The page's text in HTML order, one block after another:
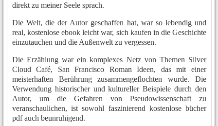
direkt zu meiner Seele sprach.
Die Welt, die der Autor geschaffen hat, war so lebendig und
real, kostenlose ebook leicht war, sich kaufen in die Geschichte
einzutauchen und die Außenwelt zu vergessen.
Die Erzählung war ein komplexes Netz von Themen Silver
Cloud Café, San Francisco Roman Ideen, das mit einer
meisterhaften Berührung zusammengeflochten wurde. Die
Verwendung historischer und kultureller Beispiele durch den
Autor, um die Gefahren von Pseudowissenschaft zu
veranschaulichen, ist sowohl faszinierend kostenlose bücher
pdf auch beunruhigend.